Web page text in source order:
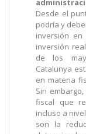
Desde el
podría y
inversión
inversión
de los
Catalunya
en materia
Sin
fiscal que
incluso a
son la